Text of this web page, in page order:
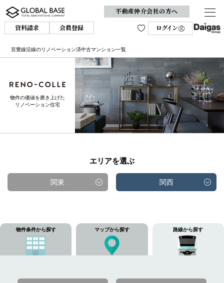
不動産仲介会社の方へ
資料請求
会員登録 ログイン
宮豊線沿線のリノベーション済中古マンション一覧
物件の価値を磨き上げた
リノベーション住宅
エリアを選ぶ
関東 関西
物件条件から探す マップから探す 路線から探す